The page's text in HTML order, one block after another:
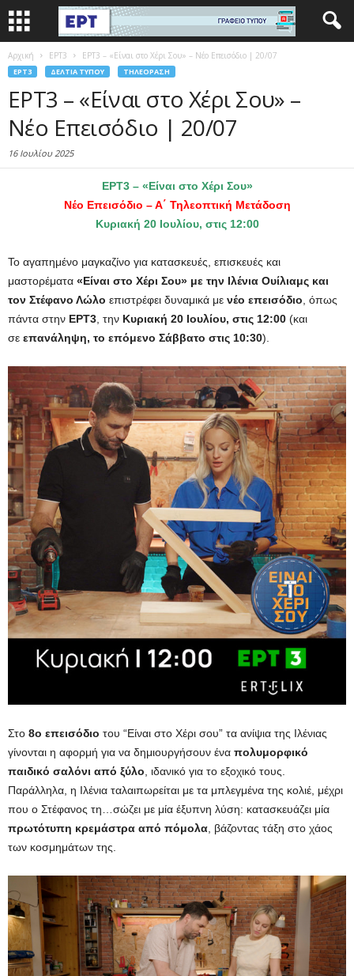
Αρχική EΡΤ3 ΕΡΤ3 – «Είναι στο Χέρι Σου» – Νέο Επεισόδιο | 20/07
EΡΤ3 ΔΕΛΤΊΑ ΤΎΠΟΥ ΤΗΛΕΌΡΑΣΗ
ΕΡΤ3 – «Είναι στο Χέρι Σου» –
Νέο Επεισόδιο | 20/07
16 Ιουλίου 2025
ΕΡΤ3 – «Είναι στο Χέρι Σου»
Νέο Επεισόδιο – Α΄ Τηλεοπτική Μετάδοση
Κυριακή 20 Ιουλίου, στις 12:00
Το αγαπημένο μαγκαζίνο για κατασκευές, επισκευές και
μαστορέματα «Είναι στο Χέρι Σου» με την Ιλένια Ουίλιαμς και
τον Στέφανο Λώλο επιστρέφει δυναμικά με νέο επεισόδιο , όπως
πάντα στην ΕΡΤ3 , την Κυριακή 20 Ιουλίου, στις 12:00 (και
σε επανάληψη, το επόμενο Σάββατο στις 10:30).
Στο 8ο επεισόδιο του “Είναι στο Χέρι σου” τα ανίψια της Ιλένιας
γίνονται η αφορμή για να δημιουργήσουν ένα πολυμορφικό
παιδικό σαλόνι από ξύλο , ιδανικό για το εξοχικό τους.
Παράλληλα, η Ιλένια ταλαιπωρείται με τα μπλεγμένα της κολιέ, μέχρι
που ο Στέφανος τη…σώζει με μία έξυπνη λύση: κατασκευάζει μία
πρωτότυπη κρεμάστρα από πόμολα , βάζοντας τάξη στο χάος
των κοσμημάτων της.